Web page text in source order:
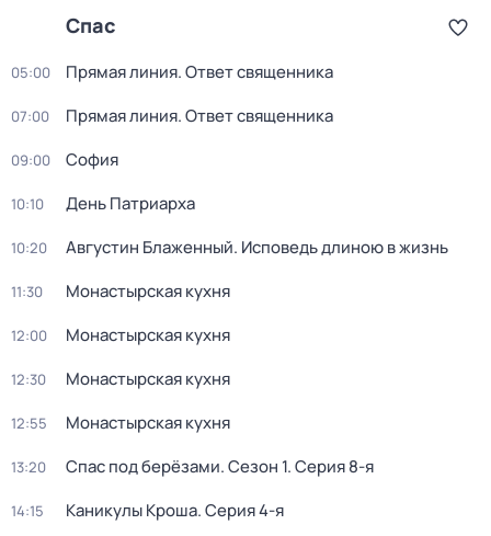
Спас
05:00 Прямая линия. Ответ священника
07:00 Прямая линия. Ответ священника
09:00 София
10:10 День Патриарха
10:20 Августин Блаженный. Исповедь длиною в жизнь
11:30 Монастырская кухня
12:00 Монастырская кухня
12:30 Монастырская кухня
12:55 Монастырская кухня
13:20 Спас под берёзами. Сезон 1. Серия 8-я
14:15 Каникулы Кроша. Серия 4-я